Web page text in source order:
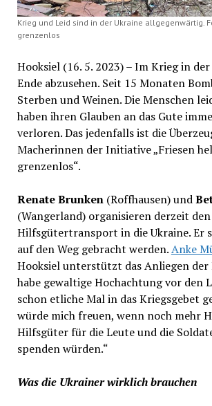
Krieg und Leid sind in der Ukraine allgegenwärtig.
grenzenlos
Hooksiel (16. 5. 2023) – Im Krieg in
Ende abzusehen. Seit 15 Monaten
Sterben und Weinen. Die Menschen
haben ihren Glauben an das Gute
verloren. Das jedenfalls ist die
Macherinnen der Initiative „Friesen
grenzenlos“.
Renate Brunken(Roffhausen) und
(Wangerland) organisieren derzeit
Hilfsgütertransport in die Ukraine. Er
auf den Weg gebracht werden.Anke
Hooksiel unterstützt das Anliegen der
habe gewaltige Hochachtung vor den
schon etliche Mal in das Kriegsgebet
würde mich freuen, wenn noch mehr
Hilfsgüter für die Leute und die
spenden würden.“
Was die Ukrainer wirklich brauchen